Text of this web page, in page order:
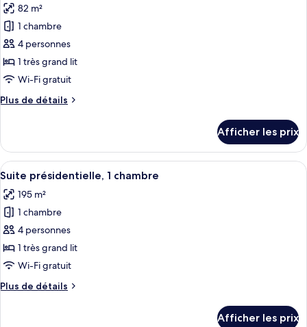
1
Bedroom)
(Supreme,
les
photos
pour
ce
type
chambre :
chambre
(Away,
1
Bedroom,
Super,
Terrace,)
82 m²
1 chambre
4 personnes
1 très grand lit
Wi-Fi gratuit
Plus de détails
Plus
Suite,
chambre
Bedroom,
Terrace,)
Afficher les prix
Afficher
toutes
les
photos
pour
ce
type
chambre :
Un salon moderne avec un grand
6
Suite présidentielle, 1 chambre
195 m²
1 chambre
4 personnes
1 très grand lit
Wi-Fi gratuit
Plus de détails
Plus
Afficher les prix